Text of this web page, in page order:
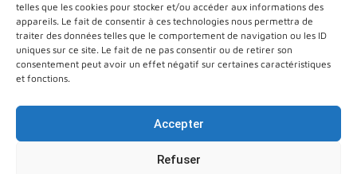
telles que les cookies pour stocker et/ou accéder aux informations des
appareils. Le fait de consentir à ces technologies nous permettra de
traiter des données telles que le comportement de navigation ou les ID
uniques sur ce site. Le fait de ne pas consentir ou de retirer son
consentement peut avoir un effet négatif sur certaines caractéristiques
et fonctions.
Accepter
Refuser
Plan du site
Aide à la navigation
Politique de confidentialité